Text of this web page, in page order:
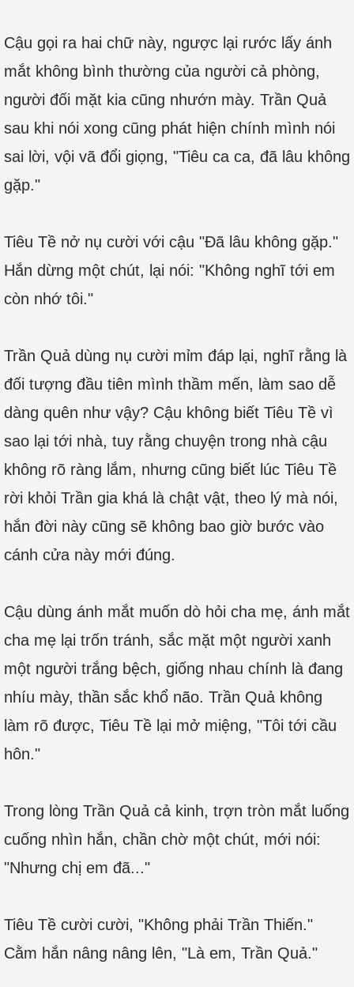
Cậu gọi ra hai chữ này, ngược lại rước lấy ánh
mắt không bình thường của người cả phòng,
người đối mặt kia cũng nhướn mày. Trần Quả
sau khi nói xong cũng phát hiện chính mình nói
sai lời, vội vã đổi giọng, "Tiêu ca ca, đã lâu không
gặp."
Tiêu Tề nở nụ cười với cậu "Đã lâu không gặp."
Hắn dừng một chút, lại nói: "Không nghĩ tới em
còn nhớ tôi."
Trần Quả dùng nụ cười mỉm đáp lại, nghĩ rằng là
đối tượng đầu tiên mình thầm mến, làm sao dễ
dàng quên như vậy? Cậu không biết Tiêu Tề vì
sao lại tới nhà, tuy rằng chuyện trong nhà cậu
không rõ ràng lắm, nhưng cũng biết lúc Tiêu Tề
rời khỏi Trần gia khá là chật vật, theo lý mà nói,
hắn đời này cũng sẽ không bao giờ bước vào
cánh cửa này mới đúng.
Cậu dùng ánh mắt muốn dò hỏi cha mẹ, ánh mắt
cha mẹ lại trốn tránh, sắc mặt một người xanh
một người trắng bệch, giống nhau chính là đang
nhíu mày, thần sắc khổ não. Trần Quả không
làm rõ được, Tiêu Tề lại mở miệng, "Tôi tới cầu
hôn."
Trong lòng Trần Quả cả kinh, trợn tròn mắt luống
cuống nhìn hắn, chần chờ một chút, mới nói:
"Nhưng chị em đã..."
Tiêu Tề cười cười, "Không phải Trần Thiến."
Cằm hắn nâng nâng lên, "Là em, Trần Quả."